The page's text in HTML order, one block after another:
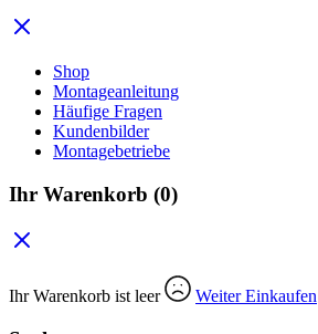
Shop
Montageanleitung
Häufige Fragen
Kundenbilder
Montagebetriebe
Ihr Warenkorb (0)
Ihr Warenkorb ist leer Weiter Einkaufen